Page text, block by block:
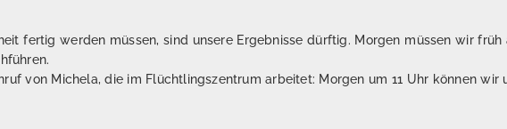
fertig werden müssen, sind unsere Ergebnisse dürftig. Morgen müssen wir
von Michela, die im Flüchtlingszentrum arbeitet: Morgen um 11 Uhr können wir